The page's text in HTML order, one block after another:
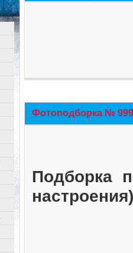
Фотоподборка №
Подборка